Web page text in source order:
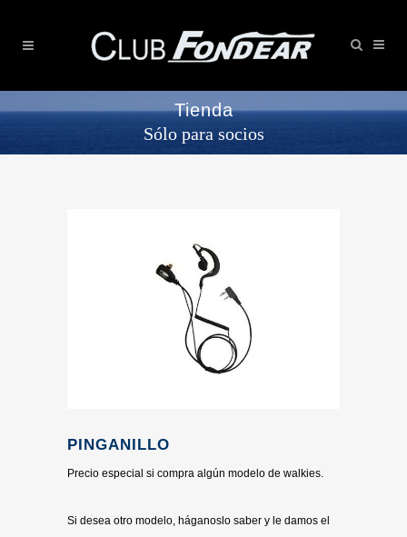
Tienda
Sólo para socios
PINGANILLO
Precio especial si compra algún modelo de walkies.
Si desea otro modelo, háganoslo saber y le damos el